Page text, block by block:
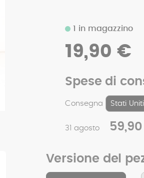
Spese di
Consegna
31 agosto
1 in magazzino
19,90 €
Versione del